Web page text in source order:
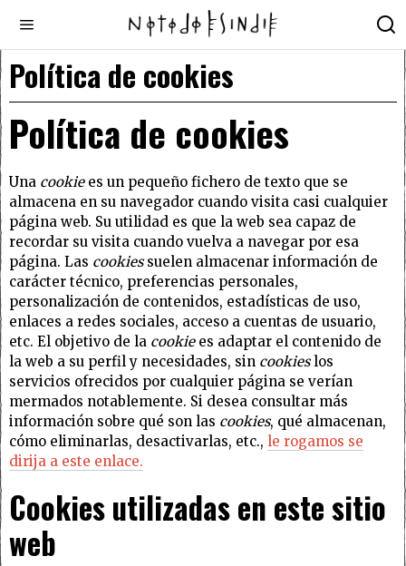
Política de cookies
Política de cookies
Una cookiees un pequeño fichero de texto que se
almacena en su navegador cuando visita casi cualquier
página web. Su utilidad es que la web sea capaz de
recordar su visita cuando vuelva a navegar por esa
página. Las cookiessuelen almacenar información de
carácter técnico, preferencias personales,
personalización de contenidos, estadísticas de uso,
enlaces a redes sociales, acceso a cuentas de usuario,
etc. El objetivo de la cookiees adaptar el contenido de
la web a su perfil y necesidades, sin cookieslos
servicios ofrecidos por cualquier página se verían
mermados notablemente. Si desea consultar más
información sobre qué son las cookies, qué almacenan,
cómo eliminarlas, desactivarlas, etc., le rogamos se
dirija a este enlace.
Cookies utilizadas en este sitio
web